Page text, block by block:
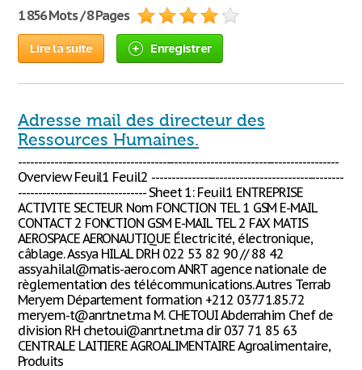
1 856 Mots / 8 Pages
Lire la suite Enregistrer
Adresse mail des directeur des
Ressources Humaines.
--------------------------------------------------------------------------------
Overview Feuil1 Feuil2 ------------------------------------------------
-------------------------------- Sheet 1: Feuil1 ENTREPRISE
ACTIVITE SECTEUR Nom FONCTION TEL 1 GSM E-MAIL
CONTACT 2 FONCTION GSM E-MAIL TEL 2 FAX MATIS
AEROSPACE AERONAUTIQUE Électricité, électronique,
câblage. Assya HILAL DRH 022 53 82 90 // 88 42
assya.hilal@matis-aero.com ANRT agence nationale de
règlementation des télécommunications. Autres Terrab
Meryem Département formation +212 037.71.85.72
meryem-t@anrt.net.ma M. CHETOUI Abderrahim Chef de
division RH chetoui@anrt.net.ma dir 037 71 85 63
CENTRALE LAITIERE AGROALIMENTAIRE Agroalimentaire,
Produits